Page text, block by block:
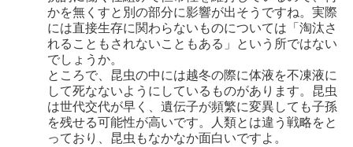
かを無くすと別の部分に影響が出そうですね。実際
には直接生存に関わらないものについては「淘汰さ
れることもされないこともある」という所ではない
でしょうか。
ところで、昆虫の中には越冬の際に体液を不凍液に
して死なないようにしているものがあります。昆虫
は世代交代が早く、遺伝子が頻繁に変異しても子孫
を残せる可能性が高いです。人類とは違う戦略をと
っており、昆虫もなかなか面白いですよ。